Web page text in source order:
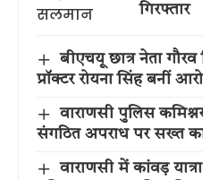
गिरफ्तार
बीएचयू छात्र नेता
प्रॉक्टर रोयना सिंह बनीं
वाराणसी पुलिस
संगठित अपराध पर सख्त
वाराणसी में कांवड़